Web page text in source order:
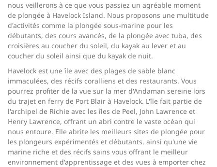
nous veillerons à ce que vous passiez un agréable moment
de plongée à Havelock Island. Nous proposons une multitude
d'activités comme la plongée sous-marine pour les
débutants, des cours avancés, de la plongée avec tuba, des
croisières au coucher du soleil, du kayak au lever et au
coucher du soleil ainsi que du kayak de nuit.
Havelock est une île avec des plages de sable blanc
immaculées, des récifs coralliens et des restaurants. Vous
pourrez profiter de la vue sur la mer d'Andaman sereine lors
du trajet en ferry de Port Blair à Havelock. L'île fait partie de
l'archipel de Richie avec les îles de Peel, John Lawrence et
Henry Lawrence, offrant un abri contre le vaste océan qui
nous entoure. Elle abrite les meilleurs sites de plongée pour
les plongeurs expérimentés et débutants, ainsi qu'une vie
marine riche et des récifs sains vous offrant le meilleur
environnement d'apprentissage et des vues à emporter chez